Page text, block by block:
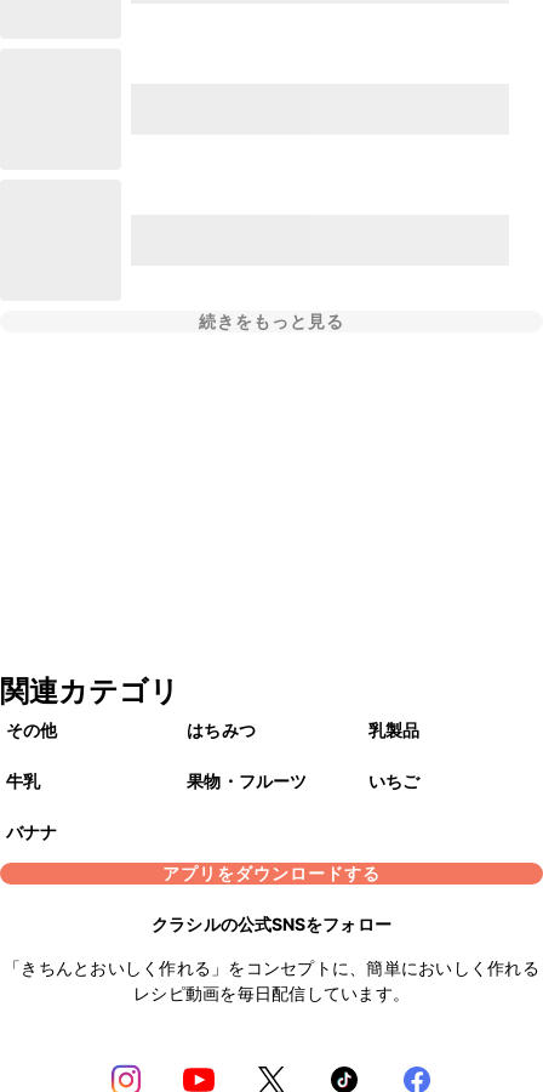
続きをもっと見る
関連カテゴリ
その他 はちみつ 乳製品
牛乳 果物・フルーツ いちご
バナナ
アプリをダウンロードする
クラシルの公式SNSをフォロー
「きちんとおいしく作れる」をコンセプトに、簡単においしく作れる
レシピ動画を毎日配信しています。